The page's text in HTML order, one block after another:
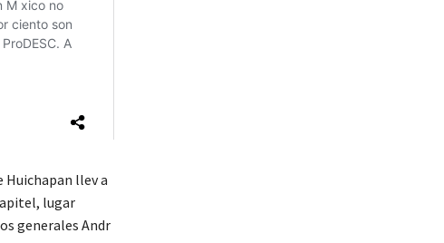
llev a
lugar
generales Andr